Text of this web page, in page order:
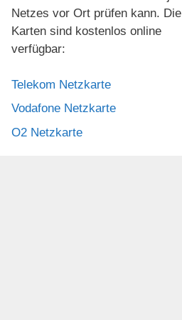
Netzes vor Ort prüfen kann. Die
Karten sind kostenlos online
verfügbar:
Telekom Netzkarte
Vodafone Netzkarte
O2 Netzkarte